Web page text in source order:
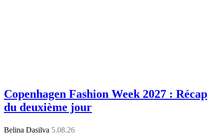
Copenhagen Fashion Week 2027 : Récap
du deuxième jour
Belina Dasilva 5.08.26